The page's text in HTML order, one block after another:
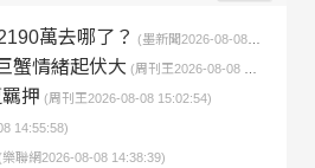
萬去哪了？ (墨新聞2026-08-08 16:34:58)
蟹情緒起伏大 (周刊王2026-08-08 16:13:43)
押 (周刊王2026-08-08 15:02:54)
14:55:58)
(樂聯網2026-08-08 14:38:39)